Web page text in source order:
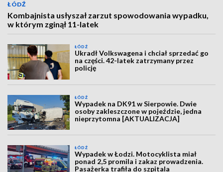
ŁÓDŹ
Kombajnista usłyszał zarzut spowodowania wypadku,
w którym zginął 11-latek
ŁÓDŹ
Ukradł Volkswagena i chciał sprzedać go
na części. 42-latek zatrzymany przez
policję
ŁÓDŹ
Wypadek na DK91 w Sierpowie. Dwie
osoby zakleszczone w pojeździe, jedna
nieprzytomna [AKTUALIZACJA]
ŁÓDŹ
Wypadek w Łodzi. Motocyklista miał
ponad 2,5 promila i zakaz prowadzenia.
Pasażerka trafiła do szpitala